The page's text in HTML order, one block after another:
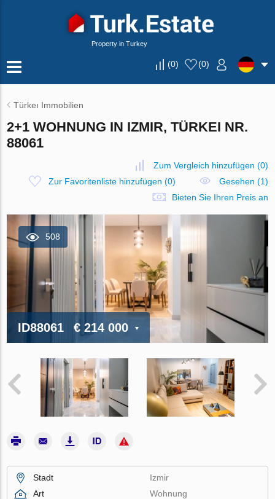
Property in Turkey
(0) (0)
Türkeı Immobilien
2+1 WOHNUNG IN IZMIR, TÜRKEI NR.
88061
Zum Vergleich hinzufügen (0)
Zur Favoritenliste hinzufügen (0)
Gesehen (1)
Bieten Sie Ihren Preis an
508
ID88061 € 214 000
Stadt
Izmir
Art
Wohnung